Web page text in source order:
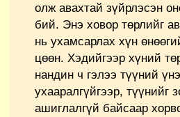
олж авахтай зүйрлэсэн
бий. Энэ ховор төрлийг
нь ухамсарлах хүн
цөөн. Хэдийгээр хүний
нандин ч гэлээ түүний
ухааралгүйгээр, түүнийг
ашиглалгүй байсаар